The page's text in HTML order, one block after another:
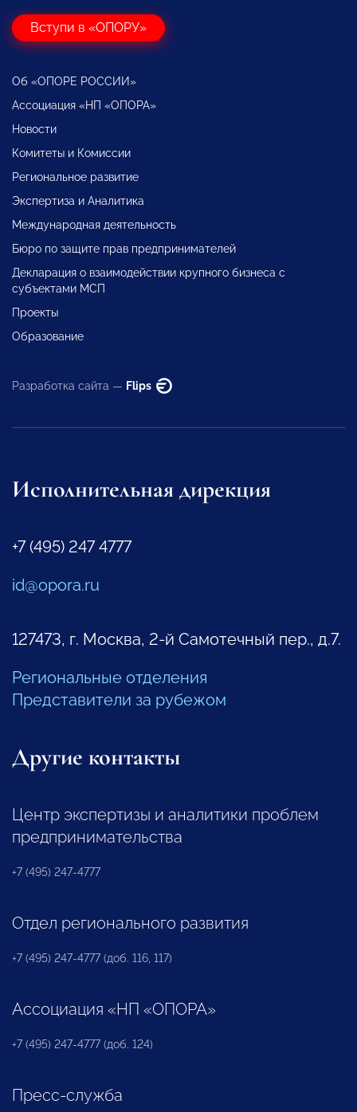
Вступи в «ОПОРУ»
Об «ОПОРЕ РОССИИ»
Ассоциация «НП «ОПОРА»
Новости
Комитеты и Комиссии
Региональное развитие
Экспертиза и Аналитика
Международная деятельность
Бюро по защите прав предпринимателей
Декларация о взаимодействии крупного бизнеса с
субъектами МСП
Проекты
Образование
Разработка сайта — Flips
Исполнительная дирекция
+7 (495) 247 4777
id@opora.ru
127473, г. Москва, 2-й Самотечный пер., д.7.
Региональные отделения
Представители за рубежом
Другие контакты
Центр экспертизы и аналитики проблем
предпринимательства
+7 (495) 247-4777
Отдел регионального развития
+7 (495) 247-4777 (доб. 116, 117)
Ассоциация «НП «ОПОРА»
+7 (495) 247-4777 (доб. 124)
Пресс-служба